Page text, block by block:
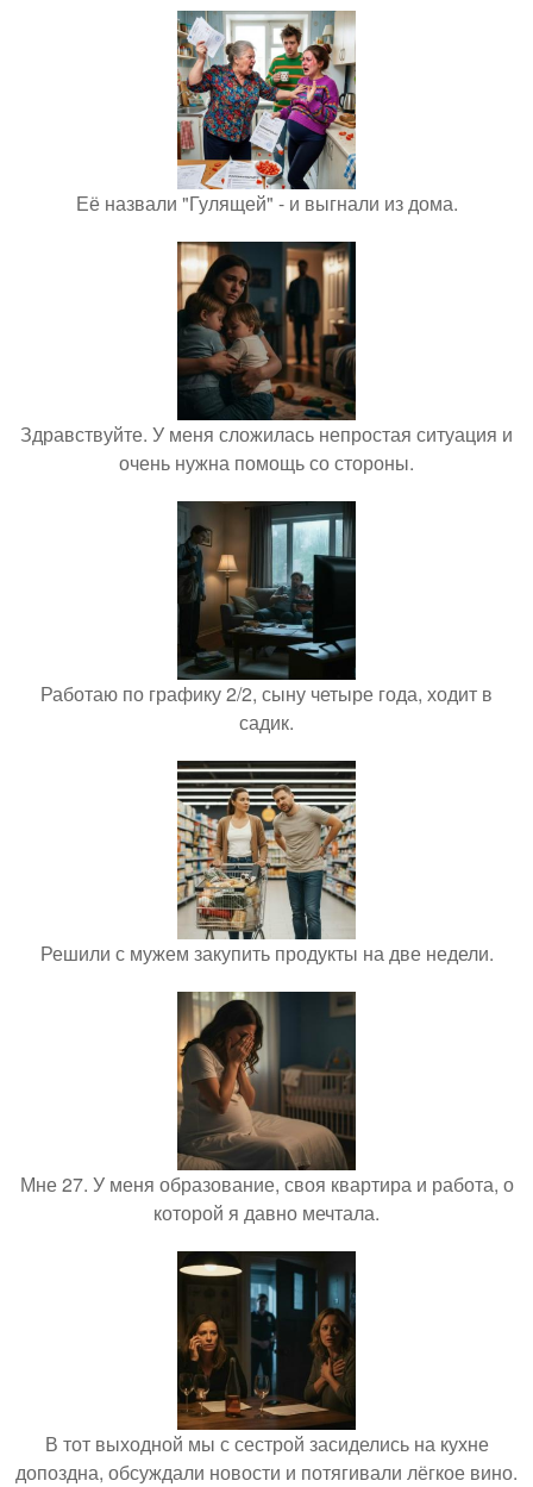
Её назвали "Гулящей" - и выгнали из дома.
Здравствуйте. У меня сложилась непростая ситуация и
очень нужна помощь со стороны.
Работаю по графику 2/2, сыну четыре года, ходит в
садик.
Решили с мужем закупить продукты на две недели.
Мне 27. У меня образование, своя квартира и работа, о
которой я давно мечтала.
В тот выходной мы с сестрой засиделись на кухне
допоздна, обсуждали новости и потягивали лёгкое вино.